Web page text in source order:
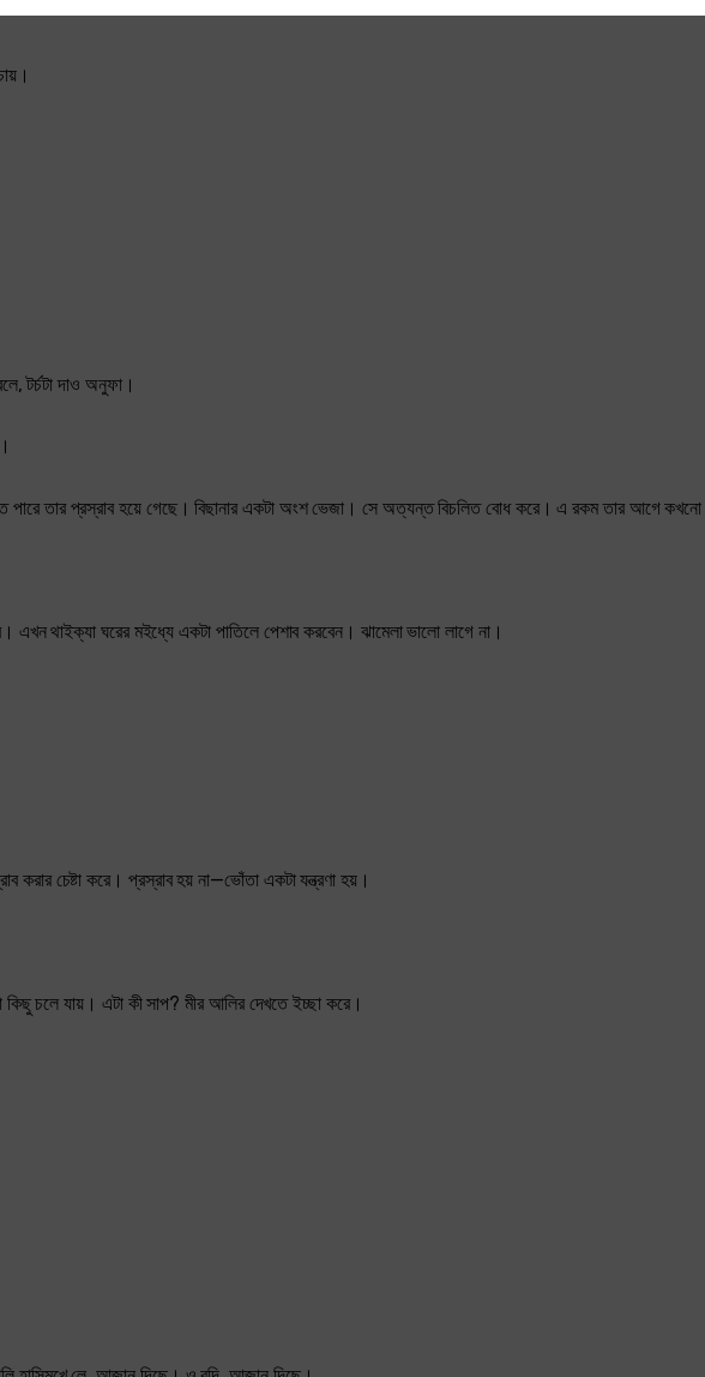
টর্চটা দাও অনুফা।
তার প্রস্রাব হয়ে গেছে। বিছানার একটা অংশ ভেজা। সে অত্যন্ত বিচলিত বোধ করে। এ রকম তার আগে কখনো
থাইক্যা ঘরের মইধ্যে একটা পাতিলে পেশাব করবেন। ঝামেলা ভালো লাগে না।
করার চেষ্টা করে। প্রস্রাব হয় না—ভোঁতা একটা যন্ত্রণা হয়।
চলে যায়। এটা কী সাপ? মীর আলির দেখতে ইচ্ছা করে।